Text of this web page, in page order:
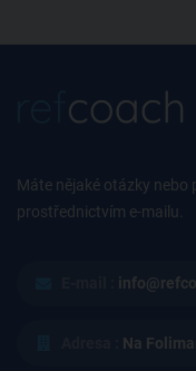
Máte nějaké otázky
prostřednictvím e-mailu.
Na